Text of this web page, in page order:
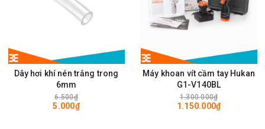
Dây hơi khí nén trắng trong
6mm
6.500₫
5.000₫
Máy khoan vít cầm tay Hukan
G1-V140BL
1.300.000₫
1.150.000₫